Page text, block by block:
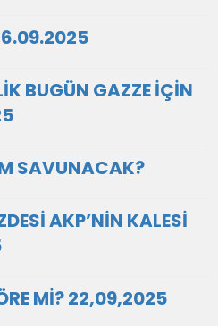
BUGÜN GAZZE İÇİN
SAVUNACAK?
AKP’NİN KALESİ
Mİ? 22,09,2025